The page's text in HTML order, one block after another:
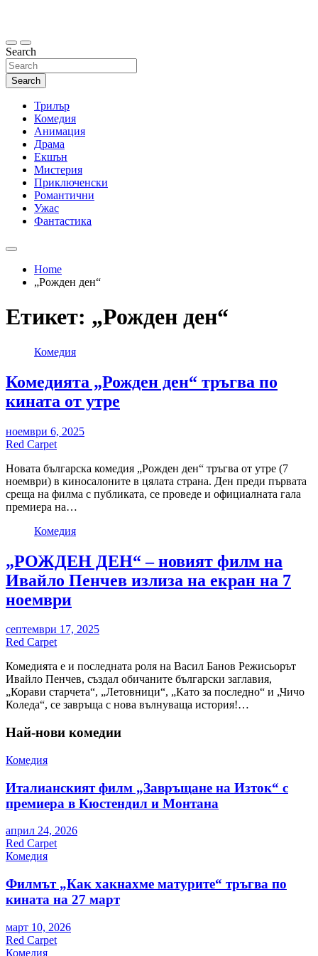
Search
Search
Трилър
Комедия
Анимация
Драма
Екшън
Мистерия
Приключенски
Романтични
Ужас
Фантастика
Home
„Рожден ден“
Етикет: „Рожден ден“
Комедия
Комедията „Рожден ден“ тръгва по
кината от утре
ноември 6, 2025
Red Carpet
Новата българска комедия „Рожден ден“ тръгва от утре (7
ноември) в киносалоните в цялата страна. Ден преди първата
среща на филма с публиката, се проведе и официалната гала
премиера на…
Комедия
„РОЖДЕН ДЕН“ – новият филм на
Ивайло Пенчев излиза на екран на 7
ноември
септември 17, 2025
Red Carpet
Комедията е и последната роля на Васил Банов Режисьорът
Ивайло Пенчев, създал обичаните български заглавия,
„Корави старчета“, „Летовници“, „Като за последно“ и „Чичо
Коледа“, се завръща с нова вълнуваща история!…
Най-нови комедии
Комедия
Италианският филм „Завръщане на Изток“ с
премиера в Кюстендил и Монтана
април 24, 2026
Red Carpet
Комедия
Филмът „Как хакнахме матурите“ тръгва по
кината на 27 март
март 10, 2026
Red Carpet
Комедия